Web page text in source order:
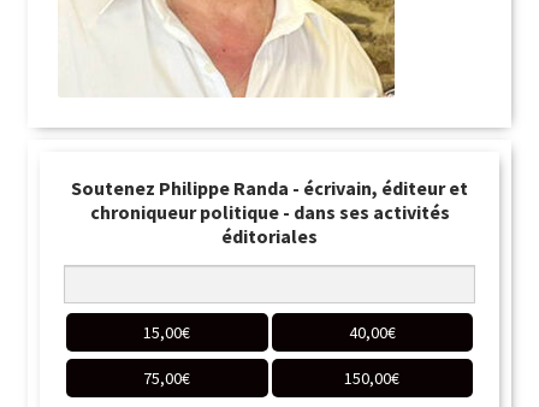
Soutenez Philippe Randa - écrivain, éditeur et
chroniqueur politique - dans ses activités
éditoriales
15,00€ 40,00€
75,00€ 150,00€